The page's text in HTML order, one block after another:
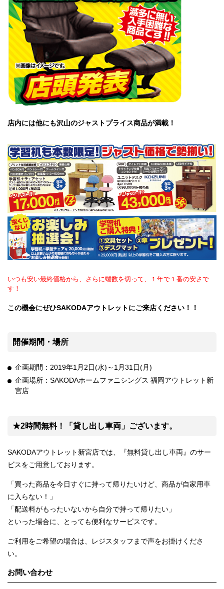
店内には他にも沢山のジャストプライス商品が満載！
いつも安い最終価格から、さらに端数を切って、１年で１番の安さで
す！
この機会にぜひSAKODAアウトレットにご来店ください！！
開催期間・場所
企画期間：2019年1月2日(水)～1月31日(月)
企画場所：SAKODAホームファニシングス 福岡アウトレット新
宮店
★2時間無料！「貸し出し車両」ございます。
SAKODAアウトレット新宮店では、『無料貸し出し車両』のサー
ビスをご用意しております。
「買った商品を今日すぐに持って帰りたいけど、商品が自家用車
に入らない！」
「配送料がもったいないから自分で持って帰りたい」
といった場合に、とっても便利なサービスです。
ご利用をご希望の場合は、レジスタッフまで声をお掛けくださ
い。
お問い合わせ